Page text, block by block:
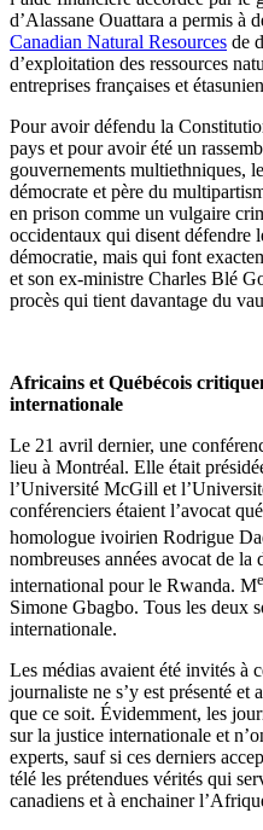
d’Alassane Ouattara a permis à
Canadian Natural Resources de
d’exploitation des ressources
entreprises françaises et
Pour avoir défendu la
pays et pour avoir été un
gouvernements multiethniques,
démocrate et père du
en prison comme un vulgaire
occidentaux qui disent défendre
démocratie, mais qui font
et son ex-ministre Charles Blé
procès qui tient davantage du
Africains et Québécois
internationale
Le 21 avril dernier, une
lieu à Montréal. Elle était
l’Université McGill et
conférenciers étaient l’avocat
homologue ivoirien Rodrigue
nombreuses années avocat de la
international pour le Rwanda. Me
Simone Gbagbo. Tous les deux
internationale.
Les médias avaient été invités à
journaliste ne s’y est présenté et
que ce soit. Évidemment, les
sur la justice internationale et
experts, sauf si ces derniers
télé les prétendues vérités qui
canadiens et à enchainer